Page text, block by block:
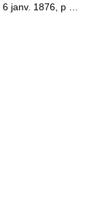
6 janv. 1876, p …